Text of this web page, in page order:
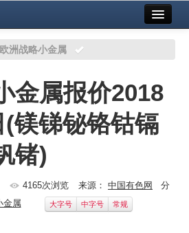
服务
欧洲战略小金属
金属报价2018
镁锑铋铬钴镉
锗)
4165次浏览 来源： 中国有色网
分
金属 大字号 中字号 常规